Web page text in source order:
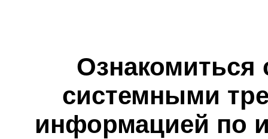
Ознакомиться
системными
информацией по